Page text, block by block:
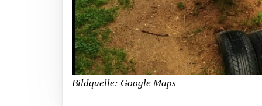
Bildquelle: Google Maps